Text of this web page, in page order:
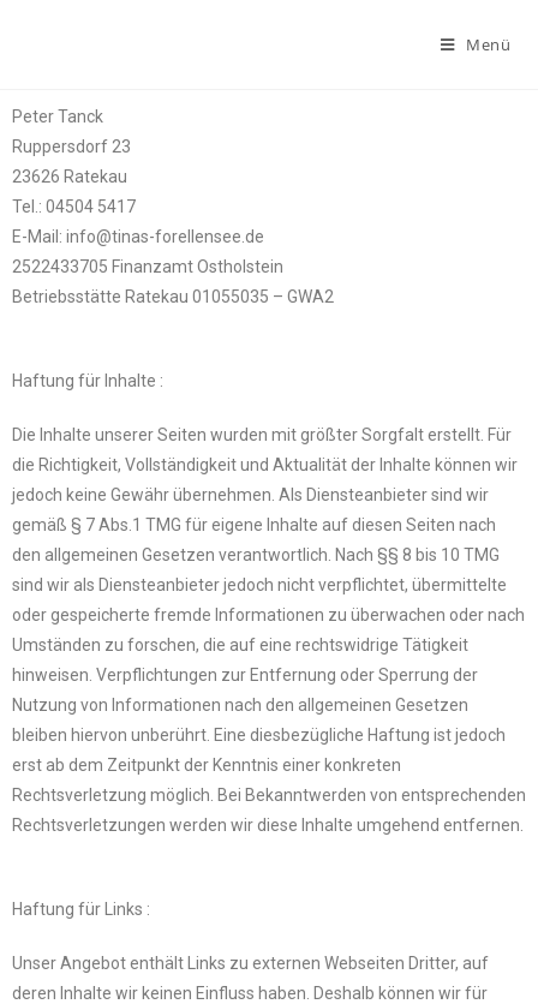
Menü
Peter Tanck
Ruppersdorf 23
23626 Ratekau
Tel.: 04504 5417
E-Mail: info@tinas-forellensee.de
2522433705 Finanzamt Ostholstein
Betriebsstätte Ratekau 01055035 – GWA2
Haftung für Inhalte :
Die Inhalte unserer Seiten wurden mit größter Sorgfalt erstellt. Für
die Richtigkeit, Vollständigkeit und Aktualität der Inhalte können wir
jedoch keine Gewähr übernehmen. Als Diensteanbieter sind wir
gemäß § 7 Abs.1 TMG für eigene Inhalte auf diesen Seiten nach
den allgemeinen Gesetzen verantwortlich. Nach §§ 8 bis 10 TMG
sind wir als Diensteanbieter jedoch nicht verpflichtet, übermittelte
oder gespeicherte fremde Informationen zu überwachen oder nach
Umständen zu forschen, die auf eine rechtswidrige Tätigkeit
hinweisen. Verpflichtungen zur Entfernung oder Sperrung der
Nutzung von Informationen nach den allgemeinen Gesetzen
bleiben hiervon unberührt. Eine diesbezügliche Haftung ist jedoch
erst ab dem Zeitpunkt der Kenntnis einer konkreten
Rechtsverletzung möglich. Bei Bekanntwerden von entsprechenden
Rechtsverletzungen werden wir diese Inhalte umgehend entfernen.
Haftung für Links :
Unser Angebot enthält Links zu externen Webseiten Dritter, auf
deren Inhalte wir keinen Einfluss haben. Deshalb können wir für